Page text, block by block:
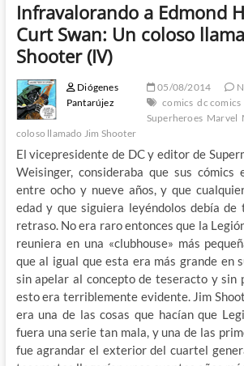
Infravalorando a Edmond
Curt Swan: Un coloso
Shooter (IV)
Diógenes
Pantarújez
05/08/2014
comics dc comics
Superheroes Marvel
coloso llamado Jim Shooter
El vicepresidente de DC y editor de
Weisinger, consideraba que sus cómics
entre ocho y nueve años, y que
edad y que siguiera leyéndolos debía
retraso. No era raro entonces que la
reuniera en una «clubhouse» más
que al igual que esta era más grande en
sin apelar al concepto de teseracto y sin
esto era terriblemente evidente. Jim
era una de las cosas que hacían que
fuera una serie tan mala, y una de las
fue agrandar el exterior del cuartel